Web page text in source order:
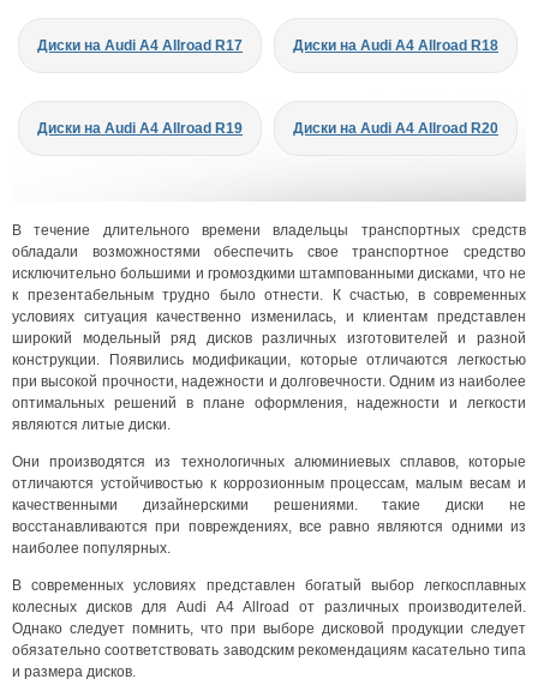
Диски на Audi A4 Allroad R17 Диски на Audi A4 Allroad R18
Диски на Audi A4 Allroad R19 Диски на Audi A4 Allroad R20
В течение длительного времени владельцы транспортных средств
обладали возможностями обеспечить свое транспортное средство
исключительно большими и громоздкими штампованными дисками, что не
к презентабельным трудно было отнести. К счастью, в современных
условиях ситуация качественно изменилась, и клиентам представлен
широкий модельный ряд дисков различных изготовителей и разной
конструкции. Появились модификации, которые отличаются легкостью
при высокой прочности, надежности и долговечности. Одним из наиболее
оптимальных решений в плане оформления, надежности и легкости
являются литые диски.
Они производятся из технологичных алюминиевых сплавов, которые
отличаются устойчивостью к коррозионным процессам, малым весам и
качественными дизайнерскими решениями. такие диски не
восстанавливаются при повреждениях, все равно являются одними из
наиболее популярных.
В современных условиях представлен богатый выбор легкосплавных
колесных дисков для Audi A4 Allroad от различных производителей.
Однако следует помнить, что при выборе дисковой продукции следует
обязательно соответствовать заводским рекомендациям касательно типа
и размера дисков.